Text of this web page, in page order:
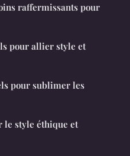
raffermissants pour
pour allier style et
pour sublimer les
le style éthique et